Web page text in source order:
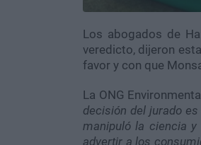
Los abogados de
veredicto, dijeron
favor y con que
La ONG
decisión del jurado
manipuló la ciencia y
advertir a los